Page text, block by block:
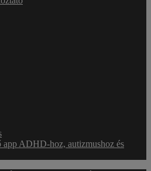
app ADHD-hoz, autizmushoz és